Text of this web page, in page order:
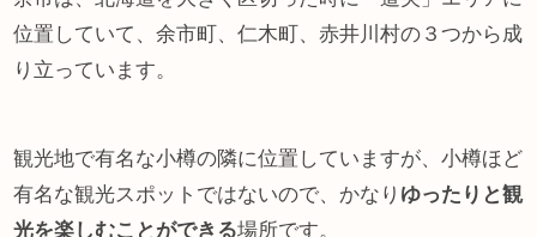
位置していて、余市町、仁木町、赤井川村の３つから成
り立っています。
観光地で有名な小樽の隣に位置していますが、小樽ほど
有名な観光スポットではないので、かなり ゆったりと観
光を楽しむことができる場所です。